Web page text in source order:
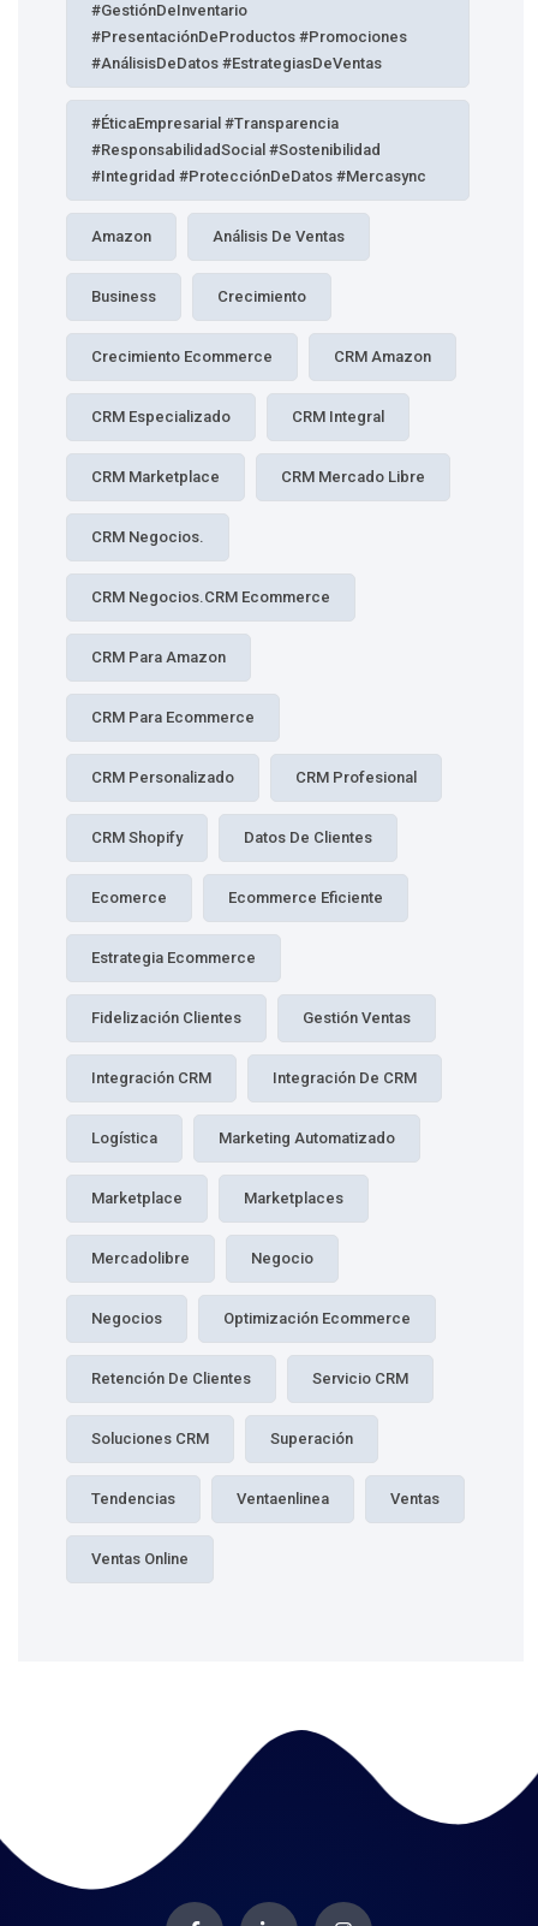
#GestiónDeInventario
#PresentaciónDeProductos #Promociones
#AnálisisDeDatos #EstrategiasDeVentas
#ÉticaEmpresarial #Transparencia
#ResponsabilidadSocial #Sostenibilidad
#Integridad #ProtecciónDeDatos #Mercasync
Amazon Análisis De Ventas
Business Crecimiento
Crecimiento Ecommerce CRM Amazon
CRM Especializado CRM Integral
CRM Marketplace CRM Mercado Libre
CRM Negocios.
CRM Negocios.CRM Ecommerce
CRM Para Amazon
CRM Para Ecommerce
CRM Personalizado CRM Profesional
CRM Shopify Datos De Clientes
Ecomerce Ecommerce Eficiente
Estrategia Ecommerce
Fidelización Clientes Gestión Ventas
Integración CRM Integración De CRM
Logística Marketing Automatizado
Marketplace Marketplaces
Mercadolibre Negocio
Negocios Optimización Ecommerce
Retención De Clientes Servicio CRM
Soluciones CRM Superación
Tendencias Ventaenlinea Ventas
Ventas Online